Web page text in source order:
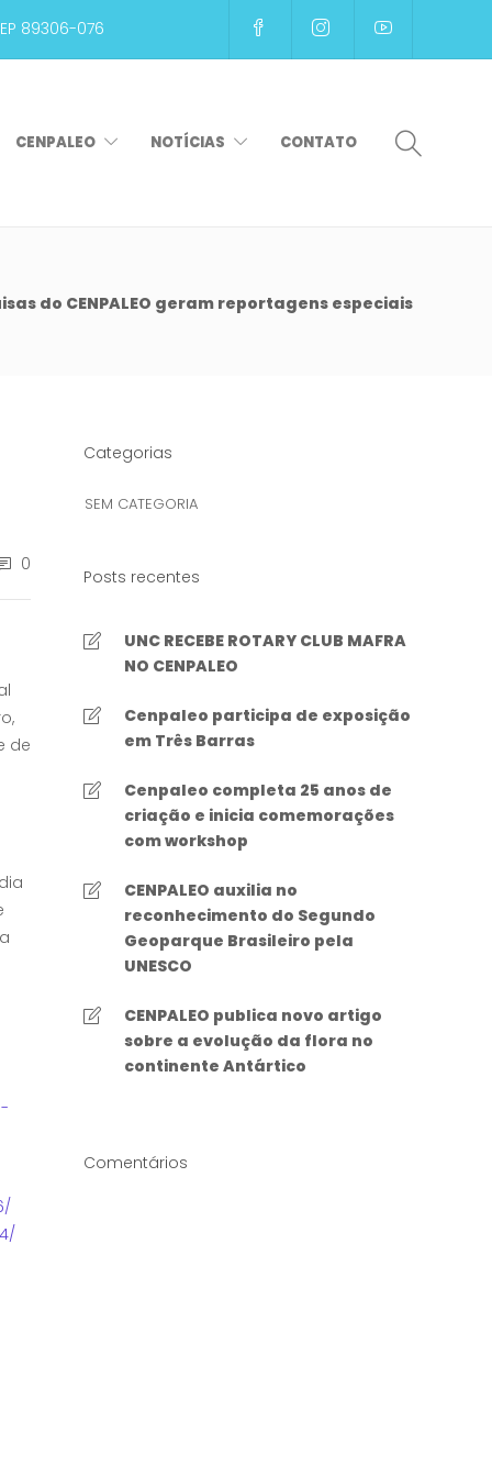
89306-076
CENPALEO NOTÍCIAS CONTATO
do CENPALEO geram reportagens especiais
0
de
Categorias
SEM CATEGORIA
Posts recentes
UNC RECEBE ROTARY CLUB MAFRA
NO CENPALEO
Cenpaleo participa de exposição
em Três Barras
Cenpaleo completa 25 anos de
criação e inicia comemorações
com workshop
CENPALEO auxilia no
reconhecimento do Segundo
Geoparque Brasileiro pela
UNESCO
CENPALEO publica novo artigo
sobre a evolução da flora no
continente Antártico
Comentários